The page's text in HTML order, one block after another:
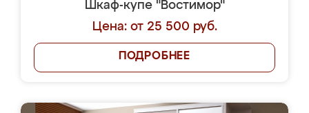
Шкаф-купе "Востимор"
Цена: от 25 500 руб.
ПОДРОБНЕЕ